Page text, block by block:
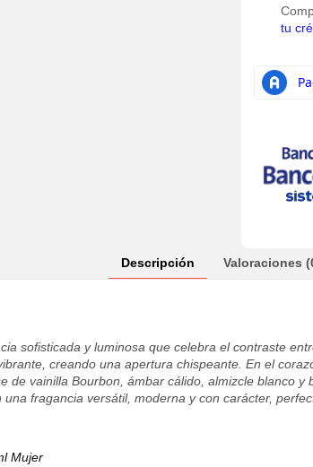
tu
Descripción Valoraciones
sofisticada y luminosa que celebra el contraste
creando una apertura chispeante. En el
de vainilla Bourbon, ámbar cálido, almizcle blanco y
fragancia versátil, moderna y con carácter,
Mujer